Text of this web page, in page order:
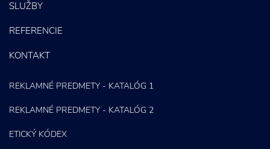
SLUŽBY
REFERENCIE
KONTAKT
REKLAMNÉ PREDMETY - KATALÓG 1
REKLAMNÉ PREDMETY - KATALÓG 2
ETICKÝ KÓDEX